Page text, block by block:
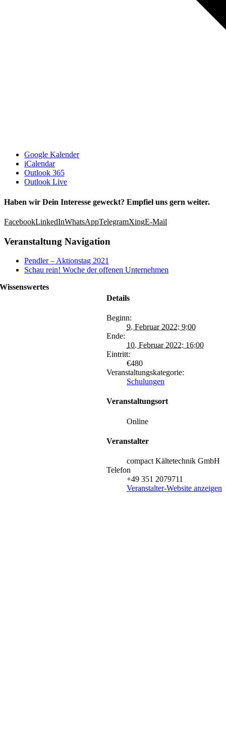
Google Kalender
iCalendar
Outlook 365
Outlook Live
Haben wir Dein Interesse geweckt? Empfiel uns gern weiter.
FacebookLinkedInWhatsAppTelegramXingE-Mail
Veranstaltung Navigation
Pendler – Aktionstag 2021
Schau rein! Woche der offenen Unternehmen
Details
Beginn:
9. Februar 2022: 9:00
Ende:
10. Februar 2022: 16:00
Eintritt:
€480
Veranstaltungskategorie:
Schulungen
Veranstaltungsort
Online
Veranstalter
compact Kältetechnik GmbH
Telefon
+49 351 2079711
Veranstalter-Website anzeigen
Wissenswertes